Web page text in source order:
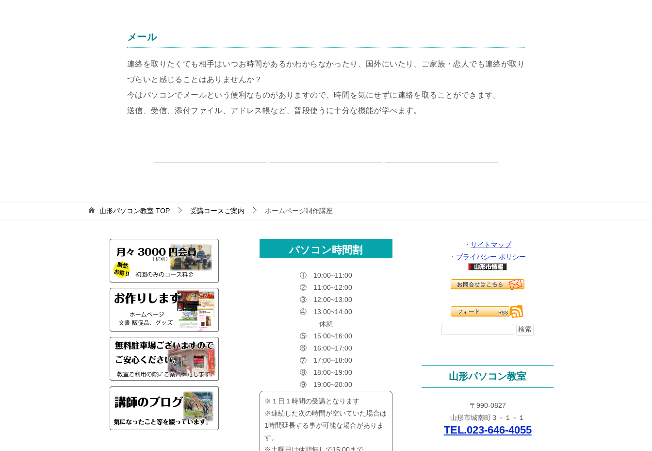
メール
連絡を取りたくても相手はいつお時間があるかわからなかったり、国外にいたり、ご家族・恋人でも連絡が取り
づらいと感じることはありませんか？
今はパソコンでメールという便利なものがありますので、時間を気にせずに連絡を取ることができます。
送信、受信、添付ファイル、アドレス帳など、普段使うに十分な機能が学べます。
山形パソコン教室 TOP 受講コースご案内 ホームページ制作講座
パソコン時間割
① 10:00~11:00
② 11:00~12:00
③ 12:00~13:00
④ 13:00~14:00
休憩
⑤ 15:00~16:00
⑥ 16:00~17:00
⑦ 17:00~18:00
⑧ 18:00~19:00
⑨ 19:00~20:00
※１日１時間の受講となります
※連続した次の時間が空いていた場合は
1時間延長する事が可能な場合がありま
す。
・サイトマップ
・ プライバシー ポリシー
山形パソコン教室
〒990-0827
山形市城南町３－１－１
TEL.023-646-4055